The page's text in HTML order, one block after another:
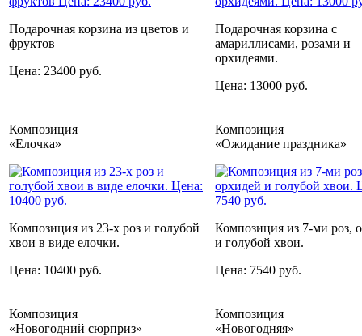
Подарочная корзина из цветов и
фруктов
Цена: 23400 руб.
Подарочная корзина с
амариллисами, розами и
орхидеями.
Цена: 13000 руб.
Композиция
«Елочка»
Композиция из 23-х роз и голубой
хвои в виде елочки.
Цена: 10400 руб.
Композиция
«Ожидание праздника»
Композиция из 7-ми роз,
и голубой хвои.
Цена: 7540 руб.
Композиция
«Новогодний сюрприз»
Композиция
«Новогодняя»